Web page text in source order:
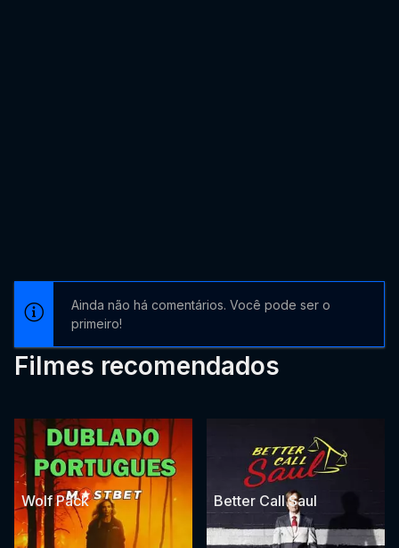
Ainda não há comentários. Você pode ser o
primeiro!
Filmes recomendados
Wolf Pack Better Call Saul